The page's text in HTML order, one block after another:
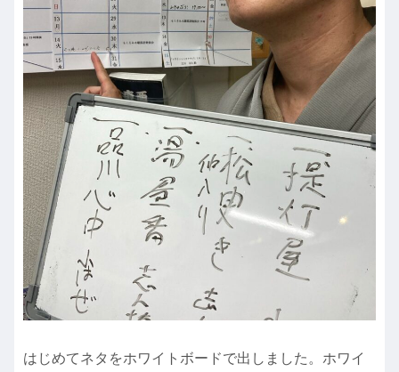
はじめてネタをホワイトボードで出しました。ホワイ